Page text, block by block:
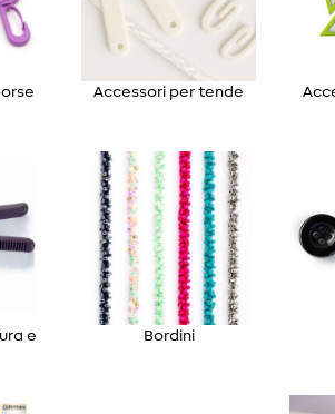
Accessori per tende
e
Bordini